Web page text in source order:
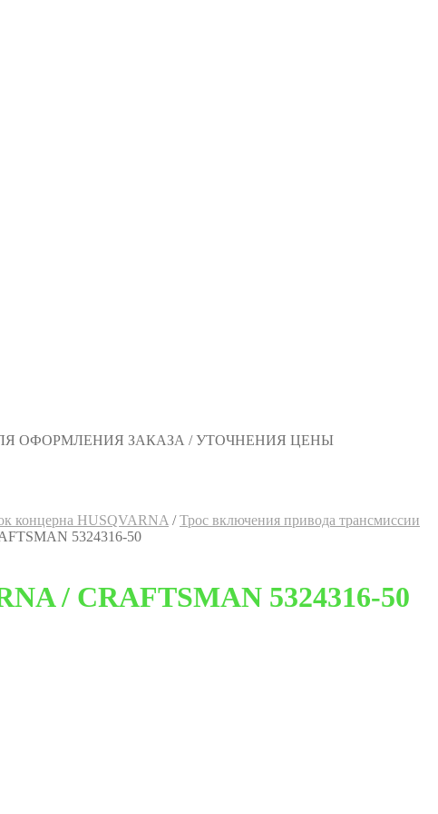
ОФОРМЛЕНИЯ ЗАКАЗА / УТОЧНЕНИЯ ЦЕНЫ
концерна HUSQVARNA /Трос включения привода трансмиссии
5324316-50
/ CRAFTSMAN 5324316-50